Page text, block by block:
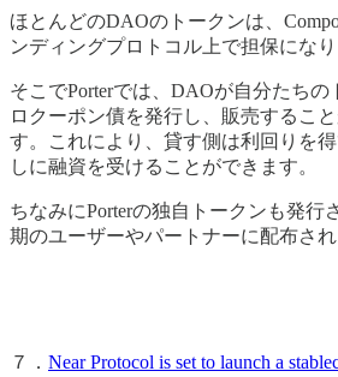
ほとんどのDAOのトークンは、
ンディングプロトコル上で担保になり
そこでPorterでは、DAOが自分たち
ロクーポン債を発行し、販売するこ
す。これにより、貸す側は利回りを
しに融資を受けることができます。
ちなみにPorterの独自トークンも発行
期のユーザーやパートナーに配布され
７． Near Protocol is set to launch a